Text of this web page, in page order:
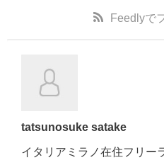
Feedlyで
tatsunosuke satake
イタリアミラノ在住フリー